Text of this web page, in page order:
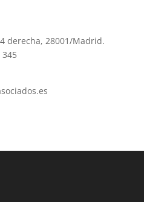
derecha, 28001/Madrid.
345